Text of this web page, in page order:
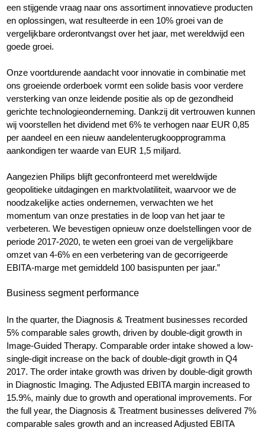
een stijgende vraag naar ons assortiment innovatieve producten
en oplossingen, wat resulteerde in een 10% groei van de
vergelijkbare orderontvangst over het jaar, met wereldwijd een
goede groei.
Onze voortdurende aandacht voor innovatie in combinatie met
ons groeiende orderboek vormt een solide basis voor verdere
versterking van onze leidende positie als op de gezondheid
gerichte technologieonderneming. Dankzij dit vertrouwen kunnen
wij voorstellen het dividend met 6% te verhogen naar EUR 0,85
per aandeel en een nieuw aandelenterugkoopprogramma
aankondigen ter waarde van EUR 1,5 miljard.
Aangezien Philips blijft geconfronteerd met wereldwijde
geopolitieke uitdagingen en marktvolatiliteit, waarvoor we de
noodzakelijke acties ondernemen, verwachten we het
momentum van onze prestaties in de loop van het jaar te
verbeteren. We bevestigen opnieuw onze doelstellingen voor de
periode 2017-2020, te weten een groei van de vergelijkbare
omzet van 4-6% en een verbetering van de gecorrigeerde
EBITA-marge met gemiddeld 100 basispunten per jaar.”
Business segment performance
In the quarter, the Diagnosis & Treatment businesses recorded
5% comparable sales growth, driven by double-digit growth in
Image-Guided Therapy. Comparable order intake showed a low-
single-digit increase on the back of double-digit growth in Q4
2017. The order intake growth was driven by double-digit growth
in Diagnostic Imaging. The Adjusted EBITA margin increased to
15.9%, mainly due to growth and operational improvements. For
the full year, the Diagnosis & Treatment businesses delivered 7%
comparable sales growth and an increased Adjusted EBITA